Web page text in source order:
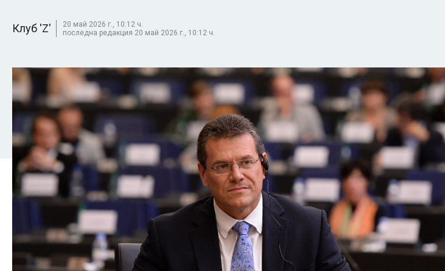
Клуб 'Z'
20 май 2026 г., 10:12 ч.
последна редакция 20 май 2026 г., 10:12 ч.